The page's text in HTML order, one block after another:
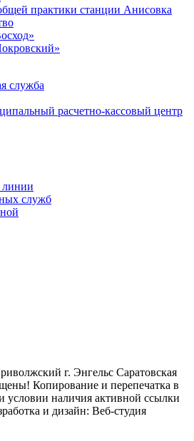
практики станции Анисовка
линии
служб
г. Энгельс Саратовская
Копирование и перепечатка в
условии наличия активной ссылки
и дизайн: Веб-студия